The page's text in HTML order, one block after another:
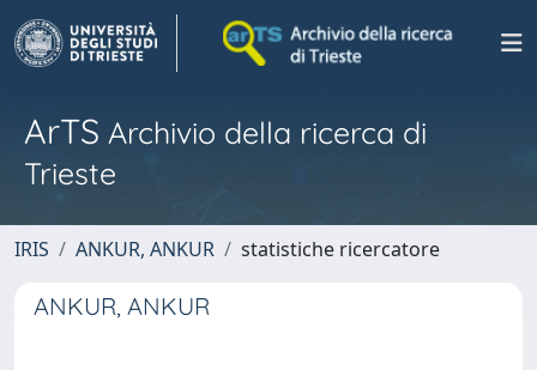
ArTS Archivio della ricerca di
Trieste
IRIS ANKUR, ANKUR statistiche ricercatore
ANKUR, ANKUR